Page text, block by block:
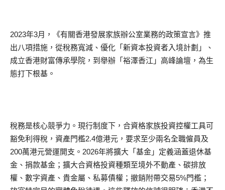
2023年3月，《有關香港發展家族辦公室業務的政策宣言》推
出八項措施，從稅務寬減、優化「新資本投資者入境計劃」、
成立香港財富傳承學院，到舉辦「裕澤香江」高峰論壇，為生
態打下根基。
稅務是核心競爭力。現行制度下，合資格家族投資控權工具可
豁免利得稅，資產門檻2.4億港元，要求至少兩名全職僱員及
200萬港元營運開支。2026年將擴大「基金」定義涵蓋退休基
金、捐款基金；擴大合資格投資種類至境外不動產、碳排放
權、數字資產、貴金屬、私募債權；撤銷附帶交易5%門檻；